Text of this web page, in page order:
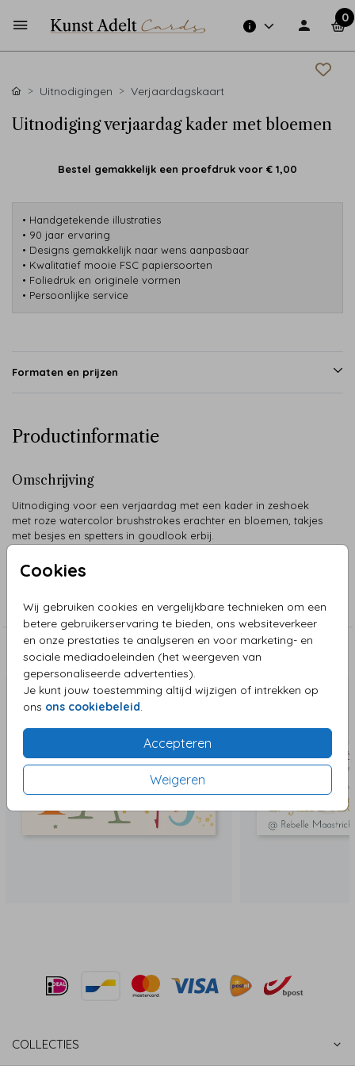
0
Cookies
Wij gebruiken cookies en vergelijkbare technieken om een
betere gebruikerservaring te bieden, ons websiteverkeer
en onze prestaties te analyseren en voor marketing- en
sociale mediadoeleinden (het weergeven van
gepersonaliseerde advertenties).
Je kunt jouw toestemming altijd wijzigen of intrekken op
ons ons cookiebeleid.
Accepteren
Weigeren
Uitnodigingen Verjaardagskaart
Uitnodiging verjaardag kader met bloemen
Bestel gemakkelijk een proefdruk voor € 1,00
• Handgetekende illustraties
• 90 jaar ervaring
• Designs gemakkelijk naar wens aanpasbaar
• Kwalitatief mooie FSC papiersoorten
• Foliedruk en originele vormen
• Persoonlijke service
Formaten en prijzen
Productinformatie
Omschrijving
Uitnodiging voor een verjaardag met een kader in zeshoek
met roze watercolor brushstrokes erachter en bloemen, takjes
met besjes en spetters in goudlook erbij.
Collectie
Verjaardagskaart
Aanbevolen
COLLECTIES